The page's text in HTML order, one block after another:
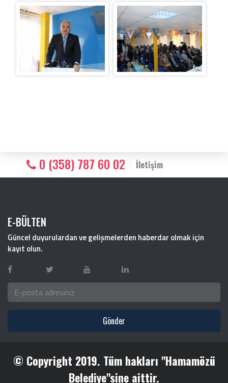
0 (358) 787 60 02 İletişim
E-BÜLTEN
Güncel duyurulardan ve gelişmelerden haberdar olmak için
kayıt olun.
Gönder
© Copyright 2019. Tüm hakları "Hamamözü
Belediye"sine aittir.